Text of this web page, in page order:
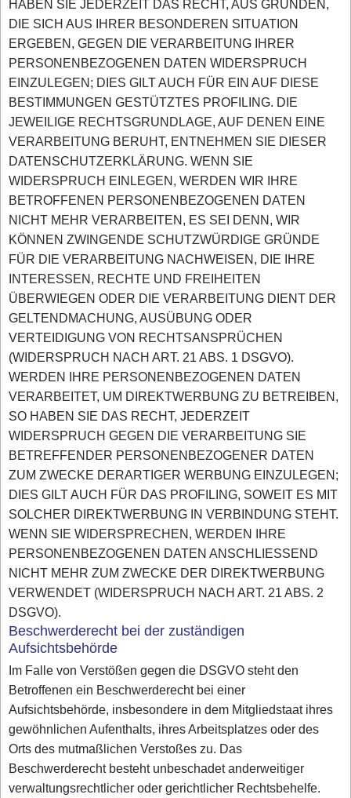
HABEN SIE JEDERZEIT DAS RECHT, AUS GRÜNDEN,
DIE SICH AUS IHRER BESONDEREN SITUATION
ERGEBEN, GEGEN DIE VERARBEITUNG IHRER
PERSONENBEZOGENEN DATEN WIDERSPRUCH
EINZULEGEN; DIES GILT AUCH FÜR EIN AUF DIESE
BESTIMMUNGEN GESTÜTZTES PROFILING. DIE
JEWEILIGE RECHTSGRUNDLAGE, AUF DENEN EINE
VERARBEITUNG BERUHT, ENTNEHMEN SIE DIESER
DATENSCHUTZERKLÄRUNG. WENN SIE
WIDERSPRUCH EINLEGEN, WERDEN WIR IHRE
BETROFFENEN PERSONENBEZOGENEN DATEN
NICHT MEHR VERARBEITEN, ES SEI DENN, WIR
KÖNNEN ZWINGENDE SCHUTZWÜRDIGE GRÜNDE
FÜR DIE VERARBEITUNG NACHWEISEN, DIE IHRE
INTERESSEN, RECHTE UND FREIHEITEN
ÜBERWIEGEN ODER DIE VERARBEITUNG DIENT DER
GELTENDMACHUNG, AUSÜBUNG ODER
VERTEIDIGUNG VON RECHTSANSPRÜCHEN
(WIDERSPRUCH NACH ART. 21 ABS. 1 DSGVO).
WERDEN IHRE PERSONENBEZOGENEN DATEN
VERARBEITET, UM DIREKTWERBUNG ZU BETREIBEN,
SO HABEN SIE DAS RECHT, JEDERZEIT
WIDERSPRUCH GEGEN DIE VERARBEITUNG SIE
BETREFFENDER PERSONENBEZOGENER DATEN
ZUM ZWECKE DERARTIGER WERBUNG EINZULEGEN;
DIES GILT AUCH FÜR DAS PROFILING, SOWEIT ES MIT
SOLCHER DIREKTWERBUNG IN VERBINDUNG STEHT.
WENN SIE WIDERSPRECHEN, WERDEN IHRE
PERSONENBEZOGENEN DATEN ANSCHLIESSEND
NICHT MEHR ZUM ZWECKE DER DIREKTWERBUNG
VERWENDET (WIDERSPRUCH NACH ART. 21 ABS. 2
DSGVO).
Beschwerderecht bei der zuständigen
Aufsichtsbehörde
Im Falle von Verstößen gegen die DSGVO steht den
Betroffenen ein Beschwerderecht bei einer
Aufsichtsbehörde, insbesondere in dem Mitgliedstaat ihres
gewöhnlichen Aufenthalts, ihres Arbeitsplatzes oder des
Orts des mutmaßlichen Verstoßes zu. Das
Beschwerderecht besteht unbeschadet anderweitiger
verwaltungsrechtlicher oder gerichtlicher Rechtsbehelfe.